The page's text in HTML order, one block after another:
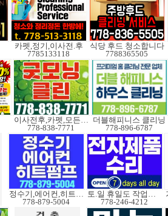
카펫,정기,이사전.후
7785133118
식당 후드 청소합니다
7788365505
이사전후,카펫,모든청소
778-838-7771
더블해피니스 클리닝
778-896-6787
정수기,에어컨,히트펌프
778-879-5004
토.일 휴일도 작업가능
778-246-4212